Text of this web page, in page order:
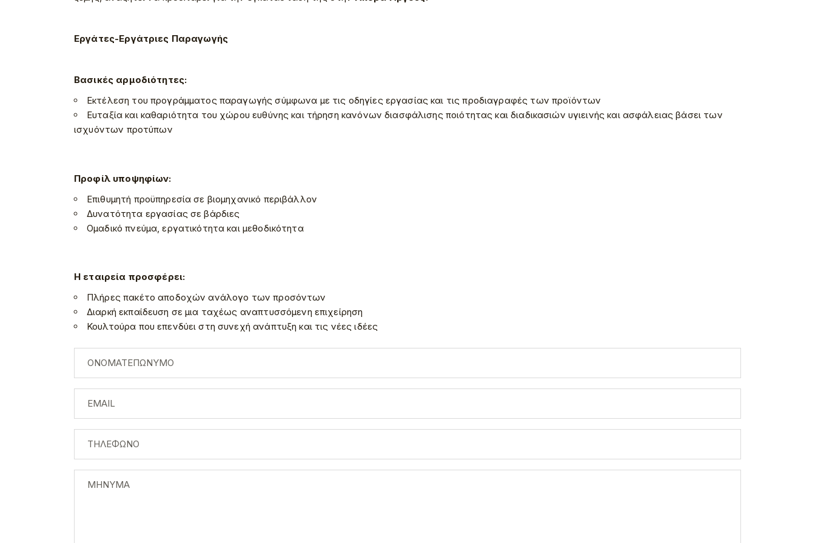
Εργάτες-Εργάτριες Παραγωγής
Βασικές αρμοδιότητες:
Εκτέλεση του προγράμματος παραγωγής σύμφωνα με τις οδηγίες εργασίας και τις προδιαγραφές των προϊόντων
Ευταξία και καθαριότητα του χώρου ευθύνης και τήρηση κανόνων διασφάλισης ποιότητας και διαδικασιών υγιεινής και ασφάλειας βάσει των
ισχυόντων προτύπων
Προφίλ υποψηφίων:
Επιθυμητή προϋπηρεσία σε βιομηχανικό περιβάλλον
Δυνατότητα εργασίας σε βάρδιες
Ομαδικό πνεύμα, εργατικότητα και μεθοδικότητα
Η εταιρεία προσφέρει:
Πλήρες πακέτο αποδοχών ανάλογο των προσόντων
Διαρκή εκπαίδευση σε μια ταχέως αναπτυσσόμενη επιχείρηση
Κουλτούρα που επενδύει στη συνεχή ανάπτυξη και τις νέες ιδέες